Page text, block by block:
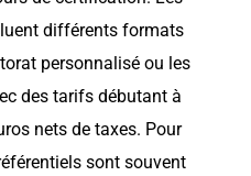
différents formats
personnalisé ou les
des tarifs débutant à
nets de taxes. Pour
sont souvent